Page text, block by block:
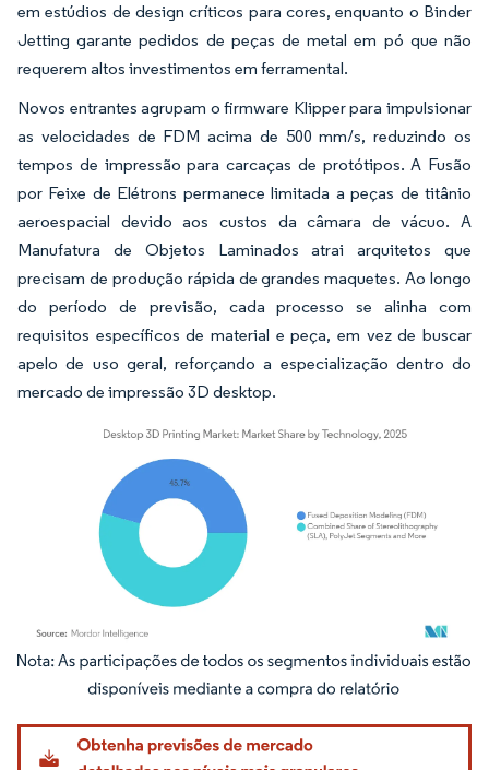
em estúdios de design críticos para cores, enquanto o Binder
Jetting garante pedidos de peças de metal em pó que não
requerem altos investimentos em ferramental.
Novos entrantes agrupam o firmware Klipper para impulsionar
as velocidades de FDM acima de 500 mm/s, reduzindo os
tempos de impressão para carcaças de protótipos. A Fusão
por Feixe de Elétrons permanece limitada a peças de titânio
aeroespacial devido aos custos da câmara de vácuo. A
Manufatura de Objetos Laminados atrai arquitetos que
precisam de produção rápida de grandes maquetes. Ao longo
do período de previsão, cada processo se alinha com
requisitos específicos de material e peça, em vez de buscar
apelo de uso geral, reforçando a especialização dentro do
mercado de impressão 3D desktop.
Imagem © Mordor Intelligence. O reuso requer atribuição conforme CC BY 4.0.